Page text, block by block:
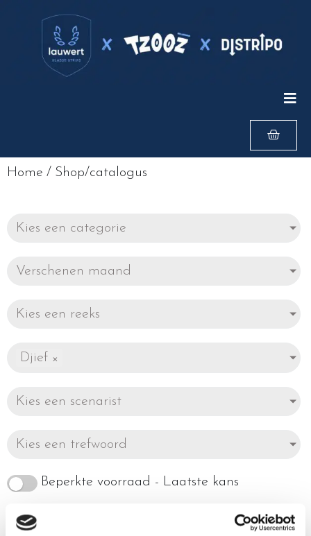
Home / Shop/catalogus
Kies een categorie
Verschenen maand
Kies een reeks
Djief ×
Kies een scenarist
Kies een trefwoord
Beperkte voorraad - Laatste kans